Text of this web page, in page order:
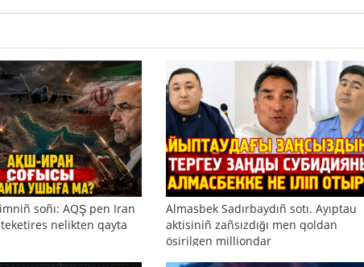
soñı: AQŞ pen Iran
teketires nelikten qayta
Almasbek Sadırbaydıñ sotı. Ayıptau
aktisiniñ zañsızdığı men qoldan
ösirilgen milliondar